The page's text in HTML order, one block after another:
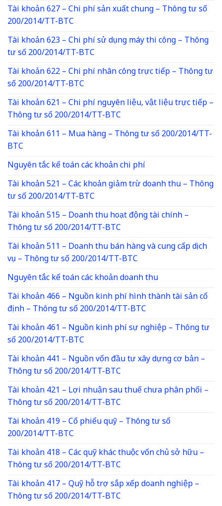
Tài khoản 627 – Chi phí sản xuất chung – Thông tư số
200/2014/TT-BTC
Tài khoản 623 – Chi phí sử dụng máy thi công – Thông
tư số 200/2014/TT-BTC
Tài khoản 622 – Chi phí nhân công trực tiếp – Thông tư
số 200/2014/TT-BTC
Tài khoản 621 – Chi phí nguyên liệu, vật liệu trực tiếp –
Thông tư số 200/2014/TT-BTC
Tài khoản 611 – Mua hàng – Thông tư số 200/2014/TT-
BTC
Nguyên tắc kế toán các khoản chi phí
Tài khoản 521 – Các khoản giảm trừ doanh thu – Thông
tư số 200/2014/TT-BTC
Tài khoản 515 – Doanh thu hoạt động tài chính –
Thông tư số 200/2014/TT-BTC
Tài khoản 511 – Doanh thu bán hàng và cung cấp dịch
vụ – Thông tư số 200/2014/TT-BTC
Nguyên tắc kế toán các khoản doanh thu
Tài khoản 466 – Nguồn kinh phí hình thành tài sản cố
định – Thông tư số 200/2014/TT-BTC
Tài khoản 461 – Nguồn kinh phí sự nghiệp – Thông tư
số 200/2014/TT-BTC
Tài khoản 441 – Nguồn vốn đầu tư xây dựng cơ bản –
Thông tư số 200/2014/TT-BTC
Tài khoản 421 – Lợi nhuận sau thuế chưa phân phối –
Thông tư số 200/2014/TT-BTC
Tài khoản 419 – Cổ phiếu quỹ – Thông tư số
200/2014/TT-BTC
Tài khoản 418 – Các quỹ khác thuộc vốn chủ sở hữu –
Thông tư số 200/2014/TT-BTC
Tài khoản 417 – Quỹ hỗ trợ sắp xếp doanh nghiệp –
Thông tư số 200/2014/TT-BTC